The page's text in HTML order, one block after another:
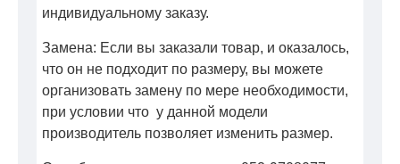
индивидуальному заказу.
Замена: Если вы заказали товар, и оказалось,
что он не подходит по размеру, вы можете
организовать замену по мере необходимости,
при условии что у данной модели
производитель позволяет изменить размер.